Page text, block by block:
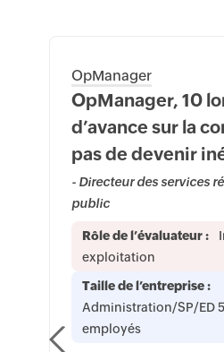
OpManager
OpManager, 10
d’avance sur la
pas de devenir
- Directeur des services
public
Rôle de l’évaluateur :
exploitation
Taille de l’entreprise :
Administration/SP/ED
employés